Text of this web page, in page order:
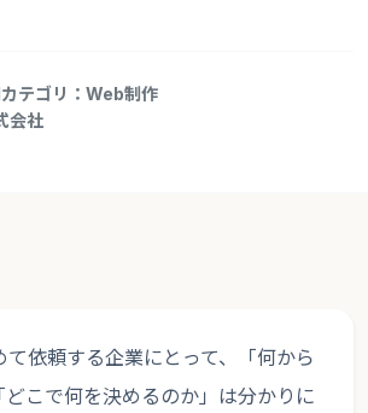
カテゴリ：Web制作
会社
依頼する企業にとって、「何から
こで何を決めるのか」は分かりに